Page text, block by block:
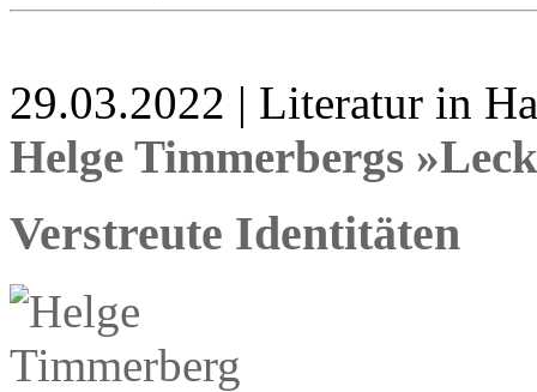
29.03.2022 | Literatur in
Helge Timmerbergs
Verstreute Identitäten